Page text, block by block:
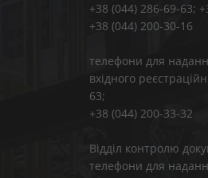
+38 (044) 286-69-63;
+38 (044) 200-30-16
телефони для
вхідного
63;
+38 (044) 200-33-32
Відділ контролю
телефони для